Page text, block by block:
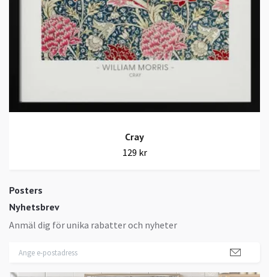
Posters
Nyhetsbrev
Anmäl dig för unika rabatter och nyheter
Cray
129 kr